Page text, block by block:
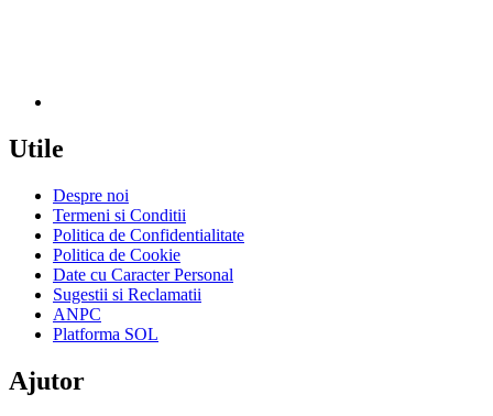
Utile
Despre noi
Termeni si Conditii
Politica de Confidentialitate
Politica de Cookie
Date cu Caracter Personal
Sugestii si Reclamatii
ANPC
Platforma SOL
Ajutor